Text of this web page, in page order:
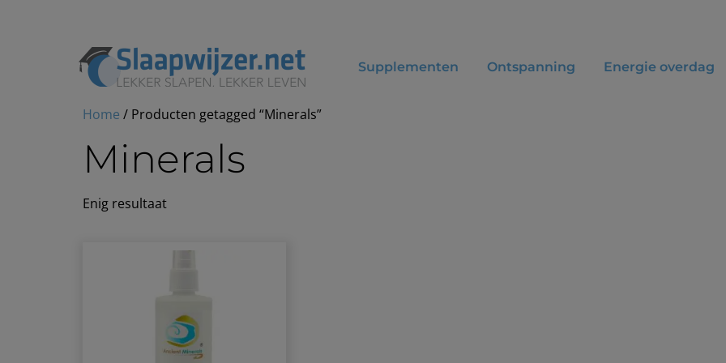
Supplementen Ontspanning Energie overdag
Home / Producten getagged “Minerals”
Minerals
Enig resultaat